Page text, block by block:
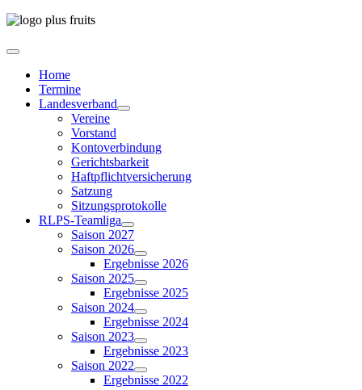
Home
Termine
Landesverband
Vereine
Vorstand
Kontoverbindung
Gerichtsbarkeit
Haftpflichtversicherung
Satzung
Sitzungsprotokolle
RLPS-Teamliga
Saison 2027
Saison 2026
Ergebnisse 2026
Saison 2025
Ergebnisse 2025
Saison 2024
Ergebnisse 2024
Saison 2023
Ergebnisse 2023
Saison 2022
Ergebnisse 2022